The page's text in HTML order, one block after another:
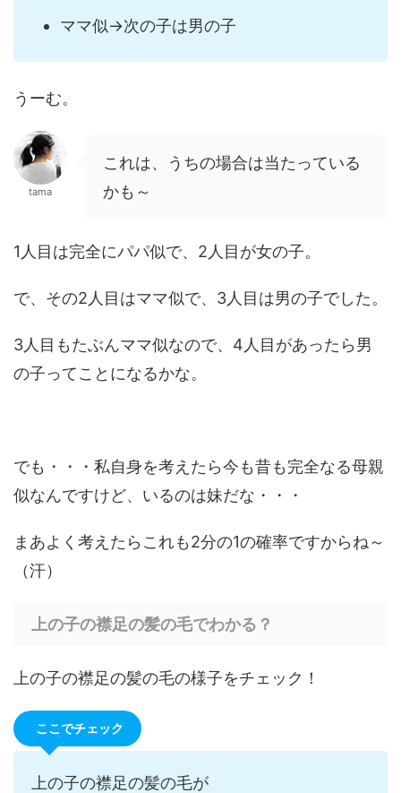
ママ似→次の子は男の子
うーむ。
tama
これは、うちの場合は当たっている
かも～
1人目は完全にパパ似で、2人目が女の子。
で、その2人目はママ似で、3人目は男の子でした。
3人目もたぶんママ似なので、4人目があったら男
の子ってことになるかな。
でも・・・私自身を考えたら今も昔も完全なる母親
似なんですけど、いるのは妹だな・・・
まあよく考えたらこれも2分の1の確率ですからね～
（汗）
上の子の襟足の髪の毛でわかる？
上の子の襟足の髪の毛の様子をチェック！
ここでチェック
上の子の襟足の髪の毛が